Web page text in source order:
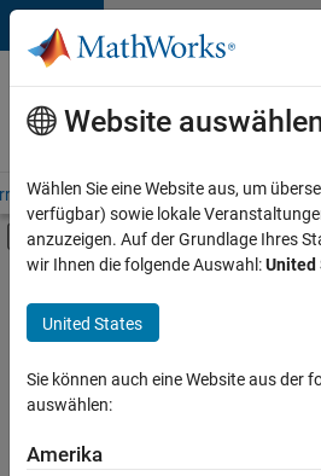
Weiter zum Inhalt
Karriere
bei
MathWorks
– Übersicht Stellensuche
Umschaltung für Off-
Hauptinhalt
Praktika
Programm für Berufseinsteiger (EDG)
Advanced Support
Information Technology
Infrastructure and Architecture
+7
Derzeit
Website
Wählen Sie eine Website aus, um
verfügbar) sowie lokale
anzuzeigen. Auf der Grundlage Ihres
wir Ihnen die folgende Auswahl:United
United States
Sie können auch eine Website aus der
auswählen:
Amerika